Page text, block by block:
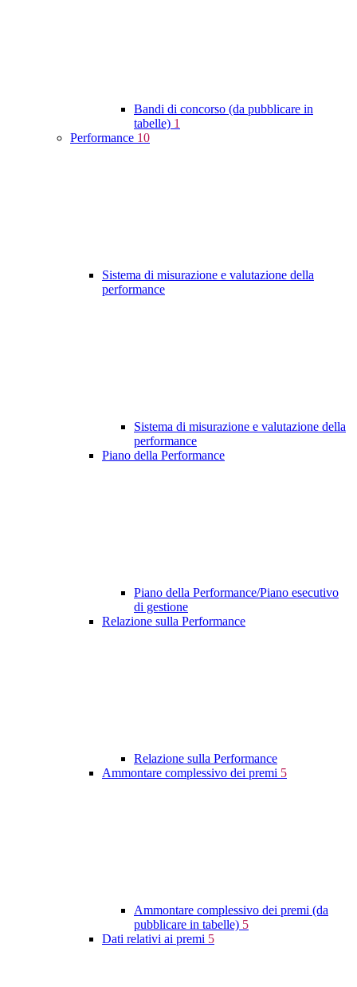
Bandi di concorso (da pubblicare in
tabelle) 1
Performance 10
Sistema di misurazione e valutazione della
performance
Sistema di misurazione e valutazione della
performance
Piano della Performance
Piano della Performance/Piano esecutivo
di gestione
Relazione sulla Performance
Relazione sulla Performance
Ammontare complessivo dei premi 5
Ammontare complessivo dei premi (da
pubblicare in tabelle) 5
Dati relativi ai premi 5